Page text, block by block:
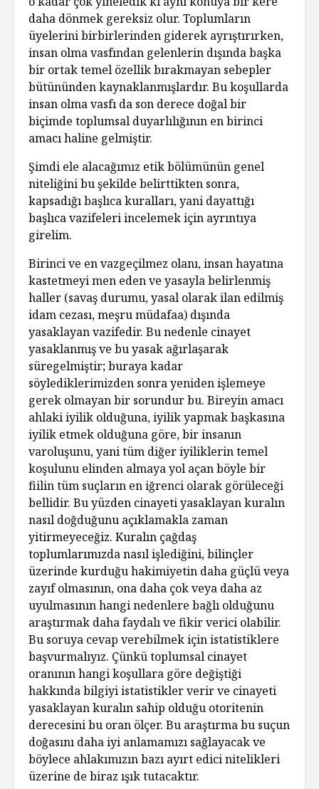
daha dönmek gereksiz olur. Toplumların
üyelerini birbirlerinden giderek ayrıştırırken,
insan olma vasfından gelenlerin dışında başka
bir ortak temel özellik bırakmayan sebepler
bütününden kaynaklanmışlardır. Bu koşullarda
insan olma vasfı da son derece doğal bir
biçimde toplumsal duyarlılığının en birinci
amacı haline gelmiştir.
Şimdi ele alacağımız etik bölümünün genel
niteliğini bu şekilde belirttikten sonra,
kapsadığı başlıca kuralları, yani dayattığı
başlıca vazifeleri incelemek için ayrıntıya
girelim.
Birinci ve en vazgeçilmez olanı, insan hayatına
kastetmeyi men eden ve yasayla belirlenmiş
haller (savaş durumu, yasal olarak ilan edilmiş
idam cezası, meşru müdafaa) dışında
yasaklayan vazifedir. Bu nedenle cinayet
yasaklanmış ve bu yasak ağırlaşarak
süregelmiştir; buraya kadar
söylediklerimizden sonra yeniden işlemeye
gerek olmayan bir sorundur bu. Bireyin amacı
ahlaki iyilik olduğuna, iyilik yapmak başkasına
iyilik etmek olduğuna göre, bir insanın
varoluşunu, yani tüm diğer iyiliklerin temel
koşulunu elinden almaya yol açan böyle bir
fiilin tüm suçların en iğrenci olarak görüleceği
bellidir. Bu yüzden cinayeti yasaklayan kuralın
nasıl doğduğunu açıklamakla zaman
yitirmeyeceğiz. Kuralın çağdaş
toplumlarımızda nasıl işlediğini, bilinçler
üzerinde kurduğu hakimiyetin daha güçlü veya
zayıf olmasının, ona daha çok veya daha az
uyulmasının hangi nedenlere bağlı olduğunu
araştırmak daha faydalı ve fikir verici olabilir.
Bu soruya cevap verebilmek için istatistiklere
başvurmalıyız. Çünkü toplumsal cinayet
oranının hangi koşullara göre değiştiği
hakkında bilgiyi istatistikler verir ve cinayeti
yasaklayan kuralın sahip olduğu otoritenin
derecesini bu oran ölçer. Bu araştırma bu suçun
doğasını daha iyi anlamamızı sağlayacak ve
böylece ahlakımızın bazı ayırt edici nitelikleri
üzerine de biraz ışık tutacaktır.